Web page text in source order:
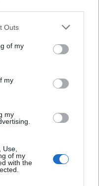
one or more Google
You may click to
its third-party tags to
in below Google
Outs
of my
my
my
of my
with the
τούτου,
σε σειρά άλλων πάγιων
ευθύνης, νομική
προσθέσουμε και την
για τουλάχιστον
μονάδων του
περιοριστικά σύντομο
πλήρως ο
ειδικές
της ομογένειας.
διδακτικό